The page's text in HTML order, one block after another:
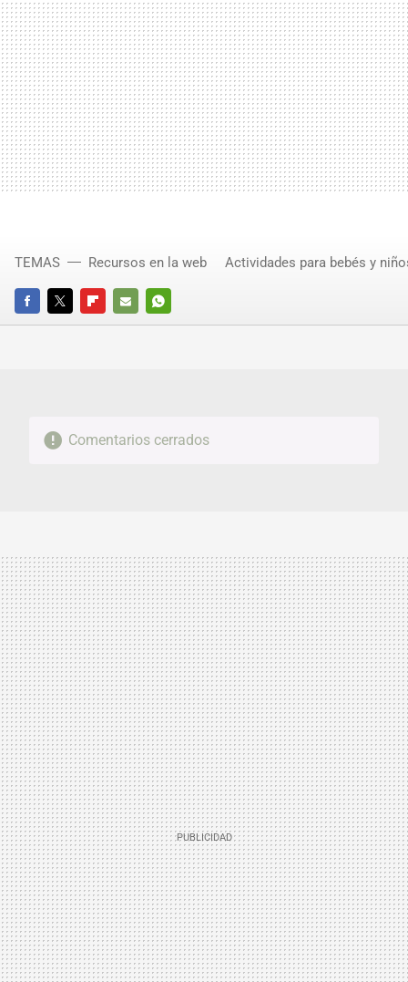
FACEBOOKTWITTERFLIPBOARD
E-
WHATSAPP
TEMAS Recursos en la web Actividades para bebés y
Comentarios cerrados